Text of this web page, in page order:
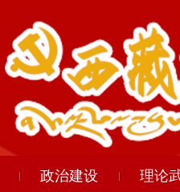
政治建设 理论